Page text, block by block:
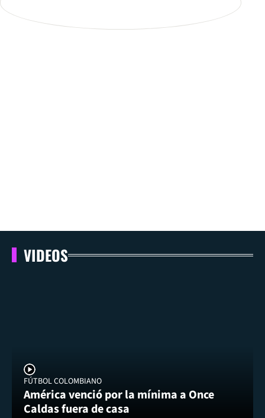
VIDEOS
FÚTBOL COLOMBIANO
América venció por la mínima a Once
Caldas fuera de casa